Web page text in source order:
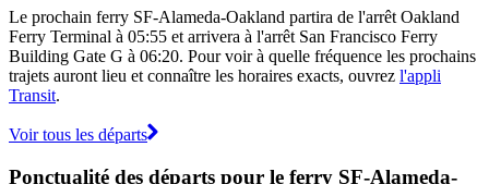
Le prochain ferry SF-Alameda-Oakland partira de l'arrêt Oakland
Ferry Terminal à 05:55 et arrivera à l'arrêt San Francisco Ferry
Building Gate G à 06:20. Pour voir à quelle fréquence les prochains
trajets auront lieu et connaître les horaires exacts, ouvrez l'appli
Transit.
Voir tous les départs
Ponctualité des départs pour le ferry SF-Alameda-